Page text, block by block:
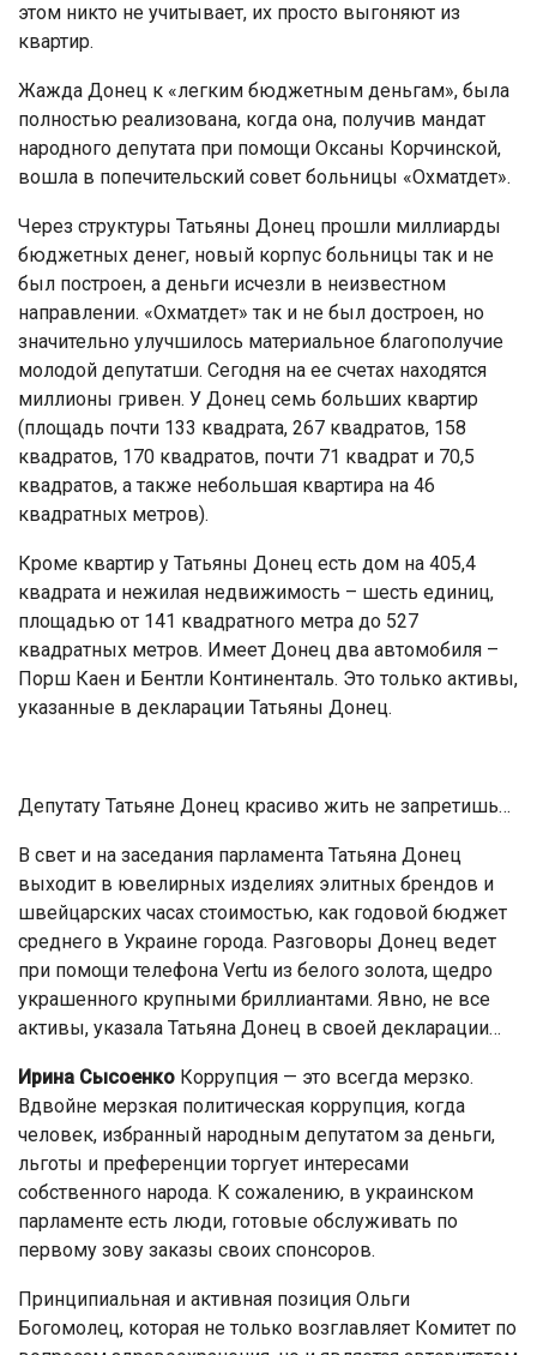
этом никто не учитывает, их просто выгоняют из
квартир.
Жажда Донец к «легким бюджетным деньгам», была
полностью реализована, когда она, получив мандат
народного депутата при помощи Оксаны Корчинской,
вошла в попечительский совет больницы «Охматдет».
Через структуры Татьяны Донец прошли миллиарды
бюджетных денег, новый корпус больницы так и не
был построен, а деньги исчезли в неизвестном
направлении. «Охматдет» так и не был достроен, но
значительно улучшилось материальное благополучие
молодой депутатши. Сегодня на ее счетах находятся
миллионы гривен. У Донец семь больших квартир
(площадь почти 133 квадрата, 267 квадратов, 158
квадратов, 170 квадратов, почти 71 квадрат и 70,5
квадратов, а также небольшая квартира на 46
квадратных метров).
Кроме квартир у Татьяны Донец есть дом на 405,4
квадрата и нежилая недвижимость – шесть единиц,
площадью от 141 квадратного метра до 527
квадратных метров. Имеет Донец два автомобиля –
Порш Каен и Бентли Континенталь. Это только активы,
указанные в декларации Татьяны Донец.
Депутату Татьяне Донец красиво жить не запретишь…
В свет и на заседания парламента Татьяна Донец
выходит в ювелирных изделиях элитных брендов и
швейцарских часах стоимостью, как годовой бюджет
среднего в Украине города. Разговоры Донец ведет
при помощи телефона Vertu из белого золота, щедро
украшенного крупными бриллиантами. Явно, не все
активы, указала Татьяна Донец в своей декларации…
Ирина Сысоенко Коррупция — это всегда мерзко.
Вдвойне мерзкая политическая коррупция, когда
человек, избранный народным депутатом за деньги,
льготы и преференции торгует интересами
собственного народа. К сожалению, в украинском
парламенте есть люди, готовые обслуживать по
первому зову заказы своих спонсоров.
Принципиальная и активная позиция Ольги
Богомолец, которая не только возглавляет Комитет по